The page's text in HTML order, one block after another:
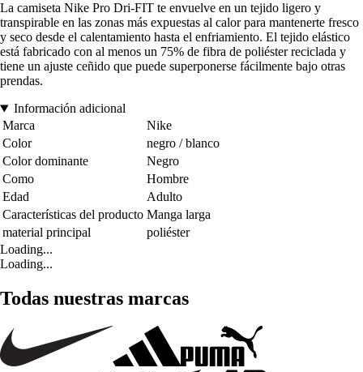
La camiseta Nike Pro Dri-FIT te envuelve en un tejido ligero y
transpirable en las zonas más expuestas al calor para mantenerte fresco
y seco desde el calentamiento hasta el enfriamiento. El tejido elástico
está fabricado con al menos un 75% de fibra de poliéster reciclada y
tiene un ajuste ceñido que puede superponerse fácilmente bajo otras
prendas.
Información adicional
Marca
Nike
Color
negro / blanco
Color dominante
Negro
Como
Hombre
Edad
Adulto
Características del producto Manga larga
material principal
poliéster
Loading...
Loading...
Todas nuestras marcas